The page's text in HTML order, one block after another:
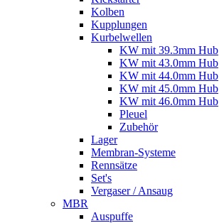
Kolben
Kupplungen
Kurbelwellen
KW mit 39.3mm Hub
KW mit 43.0mm Hub
KW mit 44.0mm Hub
KW mit 45.0mm Hub
KW mit 46.0mm Hub
Pleuel
Zubehör
Lager
Membran-Systeme
Rennsätze
Set's
Vergaser / Ansaug
MBR
Auspuffe